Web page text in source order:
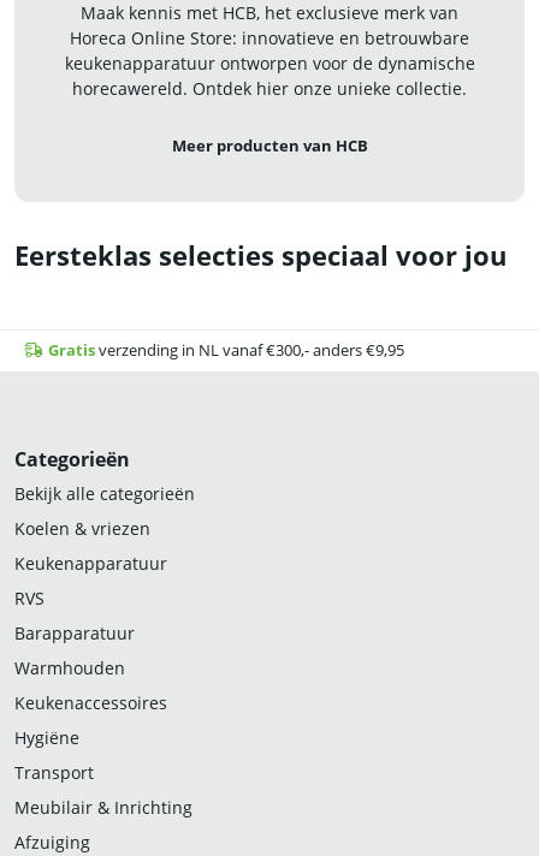
Maak kennis met HCB, het exclusieve merk van
Horeca Online Store: innovatieve en betrouwbare
keukenapparatuur ontworpen voor de dynamische
horecawereld. Ontdek hier onze unieke collectie.
Meer producten van HCB
Eersteklas selecties speciaal voor jou
Gratisverzending in NL vanaf €300,- anders €9,95
Categorieën
Bekijk alle categorieën
Koelen & vriezen
Keukenapparatuur
RVS
Barapparatuur
Warmhouden
Keukenaccessoires
Hygiëne
Transport
Meubilair & Inrichting
Afzuiging